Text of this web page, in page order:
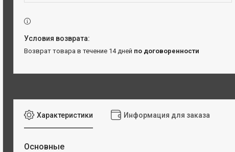
возврат товара в течение 14 дней по договоренности
Характеристики Информация для заказа
Основные